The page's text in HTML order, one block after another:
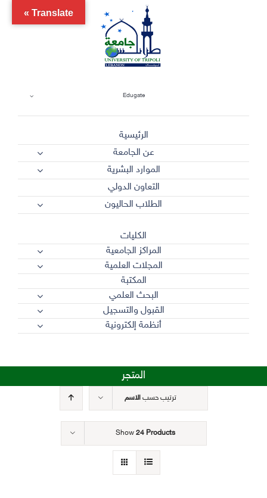
Edugate
الرئيسية
عن الجامعة
الموارد البشرية
التعاون الدولي
الطلاب الحاليون
الكليات
المراكز الجامعية
المجلات العلمية
المكتبة
البحث العلمي
القبول والتسجيل
أنظمة إلكترونية
المتجر
ترتيب حسبالاسم
Show 24 Products
Translate »